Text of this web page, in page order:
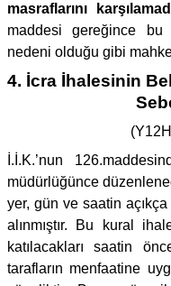
masraflarını
maddesi gereğince
nedeni olduğu gibi
4. İcra İhalesinin
İ.İ.K.’nun
müdürlüğünce
yer, gün ve saatin
alınmıştır. Bu kural
katılacakları saatin
tarafların menfaatine